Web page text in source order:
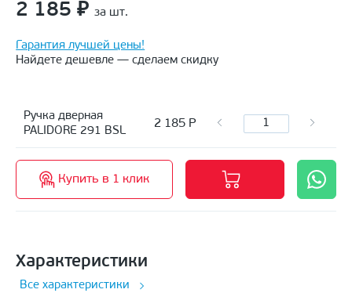
2 185 ₽ за шт.
Гарантия лучшей цены!
Найдете дешевле — сделаем скидку
Ручка дверная
PALIDORE 291 BSL
2 185 Р
Купить в 1 клик
Характеристики
Все характеристики